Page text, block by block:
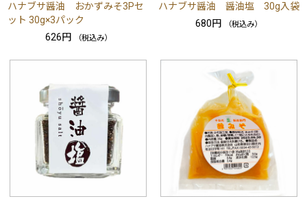
ハナブサ醤油 おかずみそ3Pセ
ット 30g×3パック
626円
（税込み）
ハナブサ醤油 醤油塩 30g入袋
680円
（税込み）